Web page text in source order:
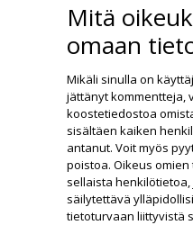
Mitä
omaan
Mikäli sinulla on
jättänyt kommentteja,
koostetiedostoa
sisältäen kaiken
antanut. Voit myös
poistoa. Oikeus
sellaista
säilytettävä
tietoturvaan liittyvistä